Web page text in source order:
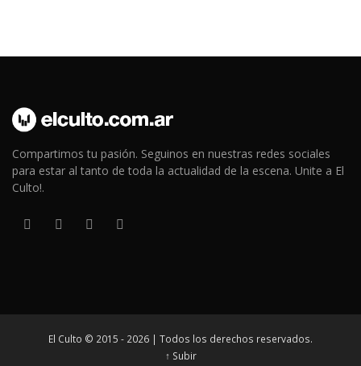
Compartimos tu pasión. Seguinos en nuestras redes sociales
para estar al tanto de toda la actualidad de la escena. Unite a El
Culto!.
El Culto © 2015 - 2026 | Todos los derechos reservados.
↑ Subir